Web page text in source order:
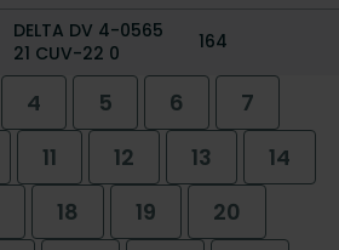
DELTA DV 4-0565
21 CUV-22 0
164
4 5 6
7
11 12 13
14
18 19
20